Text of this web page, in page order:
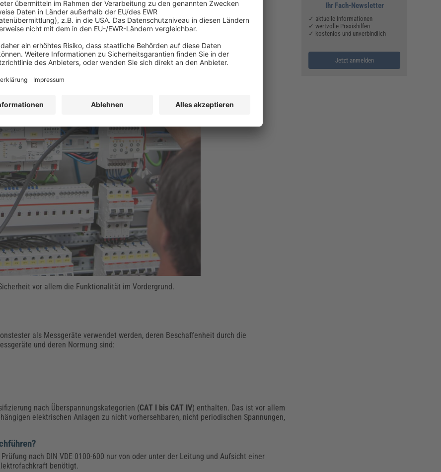
vor allem die Funktionalität im Vordergrund.
als Messgeräte verwendet werden, deren Beschaffenheit durch die
und deren Normung sind:
nach Überspannungskategorien (CAT I bis CAT IV) enthalten. Das ist vor allem
elektrischen Anlagen zu nicht vorhersehbaren, nicht periodischen Spannungen,
nach DIN VDE 0100-600 nur von oder unter der Leitung und Aufsicht einer
benötigt.
Ihr Fach-Newsletter
✓ aktuelle Informationen
✓ wertvolle Praxishilfen
✓ kostenlos und unverbindlich
Jetzt anmelden